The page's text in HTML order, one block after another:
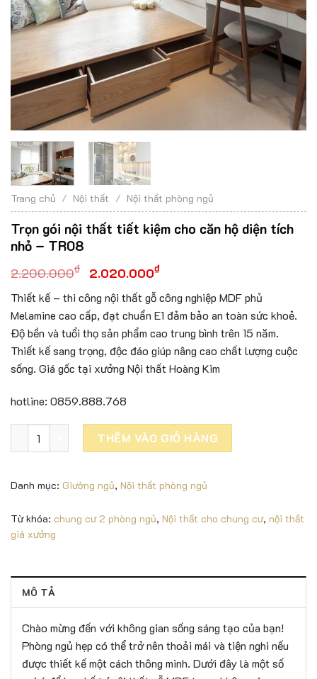
Trang chủ / Nội thất / Nội thất phòng ngủ
Trọn gói nội thất tiết kiệm cho căn hộ diện tích
nhỏ – TR08
2.200.000₫ 2.020.000₫
Thiết kế – thi công nội thất gỗ công nghiệp MDF phủ
Melamine cao cấp, đạt chuẩn E1 đảm bảo an toàn sức khoẻ.
Độ bền và tuổi thọ sản phẩm cao trung bình trên 15 năm.
Thiết kế sang trọng, độc đáo giúp nâng cao chất lượng cuộc
sống. Giá gốc tại xưởng Nội thất Hoàng Kim
hotline: 0859.888.768
Trọn gói nội thất tiết kiệm cho căn hộ diện tích nhỏ - TR08
THÊM VÀO GIỎ HÀNG
Danh mục: Giường ngủ, Nội thất phòng ngủ
Từ khóa: chung cư 2 phòng ngủ, Nội thất cho chung cư, nội thất
giá xưởng
MÔ TẢ
Chào mừng đến với không gian sống sáng tạo của bạn!
Phòng ngủ hẹp có thể trở nên thoải mái và tiện nghi nếu
được thiết kế một cách thông minh. Dưới đây là một số